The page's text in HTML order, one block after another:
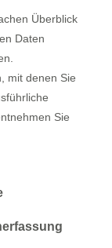
Überblick
Daten
mit denen Sie
Sie